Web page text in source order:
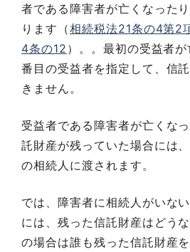
者である障害者が亡くなった
ります（相続税法21条の4第2
4条の12 ）。。最初の受益者
番目の受益者を指定して、信
きません。
受益者である障害者が亡くな
託財産が残っていた場合には
の相続人に渡されます。
では、障害者に相続人がいな
には、残った信託財産はどう
の場合は誰も残った信託財産